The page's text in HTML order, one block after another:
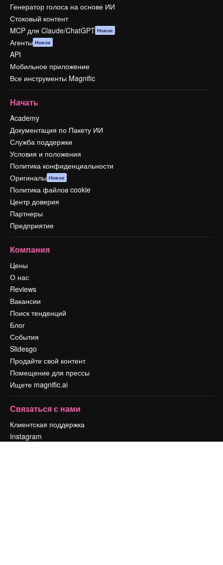
Генератор голоса на основе ИИ
Стоковый контент
MCP для Claude/ChatGPT Новое
Агенты Новое
API
Мобильное приложение
Все инструменты Magnific
Начать
Academy
Документация по Пакету ИИ
Служба поддержки
Условия и положения
Политика конфиденциальности
Оригиналы Новое
Политика файлов cookie
Центр доверия
Партнеры
Предприятие
Компания
Цены
О нас
Reviews
Вакансии
Поиск тенденций
Блог
События
Slidesgo
Продайте свой контент
Помещение для прессы
Ищете magnific.ai
Связаться с нами
Клиентская поддержка
Instagram